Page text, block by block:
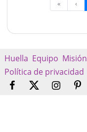
« ‹
Huella Equipo Misión
Política de privacidad